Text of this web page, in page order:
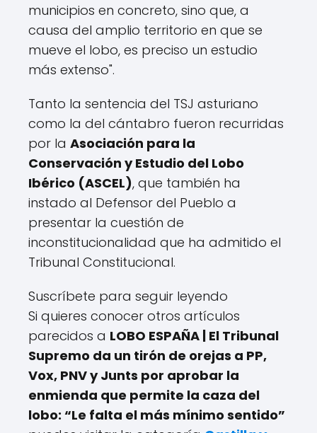
municipios en concreto, sino que, a
causa del amplio territorio en que se
mueve el lobo, es preciso un estudio
más extenso".
Tanto la sentencia del TSJ asturiano
como la del cántabro fueron recurridas
por la Asociación para la
Conservación y Estudio del Lobo
Ibérico (ASCEL), que también ha
instado al Defensor del Pueblo a
presentar la cuestión de
inconstitucionalidad que ha admitido el
Tribunal Constitucional.
Suscríbete para seguir leyendo
Si quieres conocer otros artículos
parecidos a LOBO ESPAÑA | El Tribunal
Supremo da un tirón de orejas a PP,
Vox, PNV y Junts por aprobar la
enmienda que permite la caza del
lobo: “Le falta el más mínimo sentido”